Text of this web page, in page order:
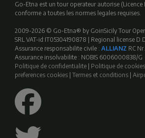
Go-Etna est un tour operateur autorise (Licence
conforme a toutes les normes legales requises.
2009-2026 © Go-Etna® by GoinSicily Tour
SRL VAT-id:IT05304190878 | Regional license
Assurance responsabilite civile : ALLIANZ RC
Assurance insolvabilite : NOBIS 6006000838/G
Politique de confidentialite
Politique de cookies
preferences cookies Termes et conditions